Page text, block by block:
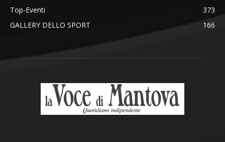
Top-Eventi
373
GALLERY DELLO SPORT
166